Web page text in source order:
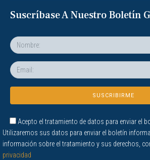
Suscríbase A Nuestro Boletín
Acepto el tratamiento de datos para enviar el
Utilizaremos sus datos para enviar el boletín
información sobre el tratamiento y sus derechos,
privacidad